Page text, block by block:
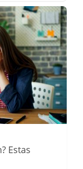
Estas